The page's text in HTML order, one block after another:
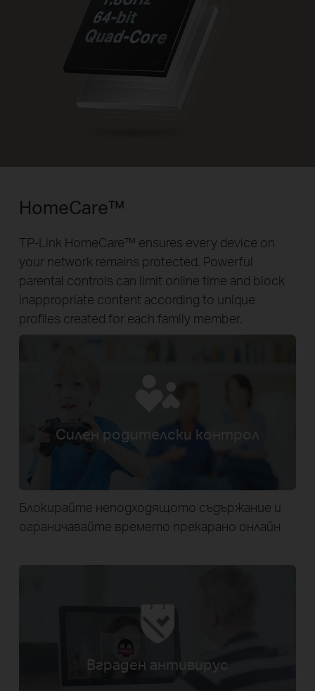
HomeCare™
TP-Link HomeCare™ ensures every device on
your network remains protected. Powerful
parental controls can limit online time and block
inappropriate content according to unique
profiles created for each family member.
Силен родителски контрол
Блокирайте неподходящото съдържание и
ограничавайте времето прекарано онлайн
Вграден антивирус